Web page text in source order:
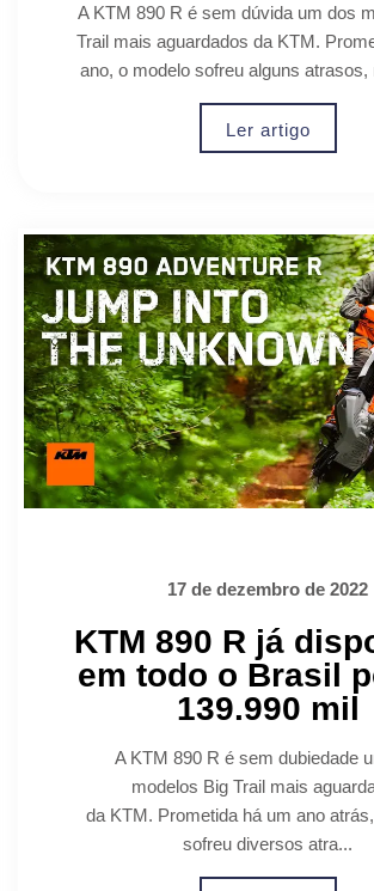
A KTM 890 R é sem dúvida um dos
Trail mais aguardados da KTM.
ano, o modelo sofreu alguns atrasos,
Ler artigo
17 de dezembro de 2022
KTM 890 R já
em todo o Brasil
139.990 mil
A KTM 890 R é sem dubiedade
modelos Big Trail mais
da KTM. Prometida há um ano
sofreu diversos atra...